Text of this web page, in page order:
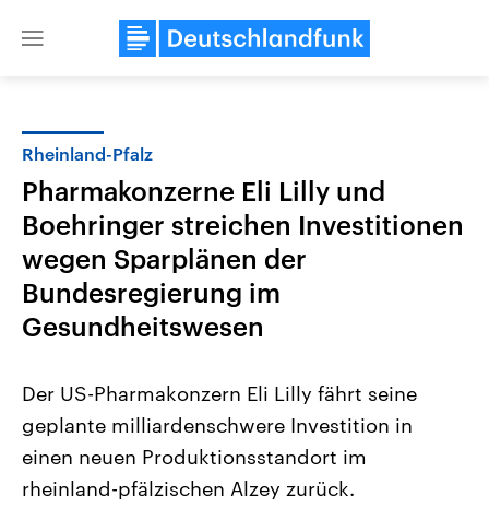
Close
2026
Alle Informationen
Sachsen-Anhalt wählt am 6.
September 2026 einen neuen
Landtag. Seit 2021 wird das
Bundesland von einer Koalition aus
CDU, SPD und FDP regiert.-
Aktuelle Beiträge,
Hintergründe
Wirtschaftlich und
gehören die Vereinigten
den mächtigsten Ländern
mit großem Einfluss auf
Rheinland-Pfalz
Pharmakonzerne Eli Lilly und
Boehringer streichen Investitionen
wegen Sparplänen der
Bundesregierung im
Gesundheitswesen
Der US-Pharmakonzern Eli Lilly fährt seine
geplante milliardenschwere Investition in
einen neuen Produktionsstandort im
rheinland-pfälzischen Alzey zurück.